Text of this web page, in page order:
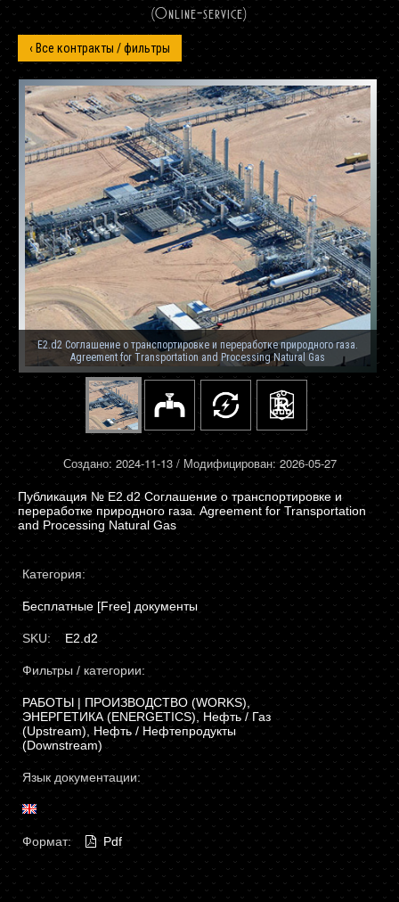
(Online-service)
E2.d2 Соглашение о транспортировке и переработке природного газа.
Agreement for Transportation and Processing Natural Gas
Создано: 2024-11-13 / Модифицирован: 2026-05-27
E2.d2 Соглашение о транспортировке и
переработке природного газа. Agreement for Transportation
and Processing Natural Gas
Категория:
Бесплатные [Free] документы
SKU: E2.d2
Фильтры / категории:
РАБОТЫ | ПРОИЗВОДСТВО (WORKS),
ЭНЕРГЕТИКА (ЕNERGETICS), Нефть / Газ
(Upstream), Нефть / Нефтепродукты
(Downstream)
Язык документации:
Формат: Pdf